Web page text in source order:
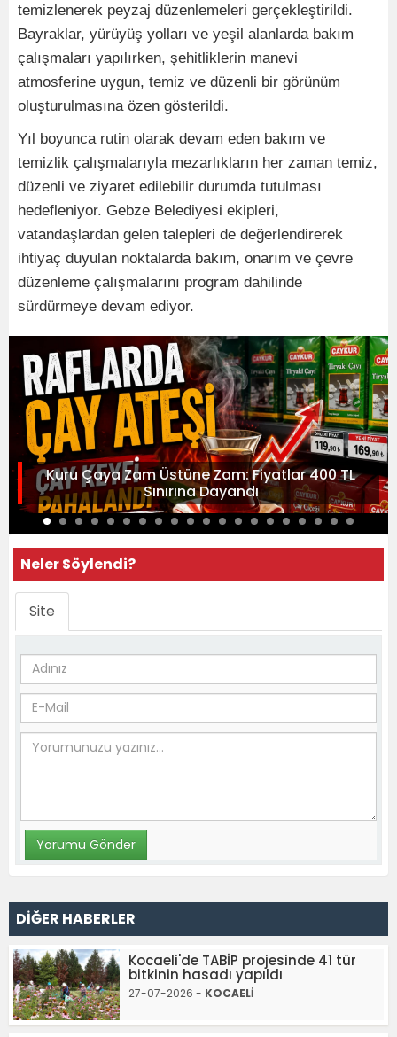
temizlenerek peyzaj düzenlemeleri gerçekleştirildi.
Bayraklar, yürüyüş yolları ve yeşil alanlarda bakım
çalışmaları yapılırken, şehitliklerin manevi
atmosferine uygun, temiz ve düzenli bir görünüm
oluşturulmasına özen gösterildi.
Yıl boyunca rutin olarak devam eden bakım ve
temizlik çalışmalarıyla mezarlıkların her zaman temiz,
düzenli ve ziyaret edilebilir durumda tutulması
hedefleniyor. Gebze Belediyesi ekipleri,
vatandaşlardan gelen talepleri de değerlendirerek
ihtiyaç duyulan noktalarda bakım, onarım ve çevre
düzenleme çalışmalarını program dahilinde
sürdürmeye devam ediyor.
Kuru Çaya Zam Üstüne Zam: Fiyatlar 400 TL
Sınırına Dayandı
Neler Söylendi?
Site
DİĞER HABERLER
Kocaeli'de TABİP projesinde 41 tür
bitkinin hasadı yapıldı
27-07-2026 - KOCAELİ